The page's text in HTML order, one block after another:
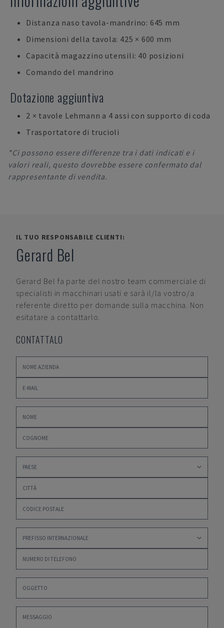
Distanza naso tavola-mandrino: 645 mm
Dimensioni della tavola: 425 × 600 mm
Capacità magazzino utensili: 40 posizioni
Comando del mandrino
Dotazione aggiuntiva
2 × tavole Lehmann a 4 assi con supporto di coda
Trasportatore di trucioli
*Ci possono essere differenze tra i dati indicati e i
valori reali, questo dovrebbe essere confermato dal
rappresentante di vendita.
IL TUO RESPONSABILE CLIENTI:
Gerard Bel
Gerard Bel fa parte del nostro team commerciale di
specialisti in macchinari usati e sarà il/la vostro/a
referente diretto per domande sulla macchina. Non
esitatare a contattarlo.
CONTATTALO